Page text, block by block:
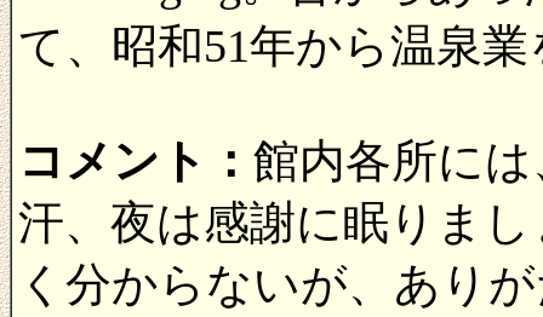
て、昭和51年から温泉
コメント： 館内各所に
汗、夜は感謝に眠りま
く分からないが、あり